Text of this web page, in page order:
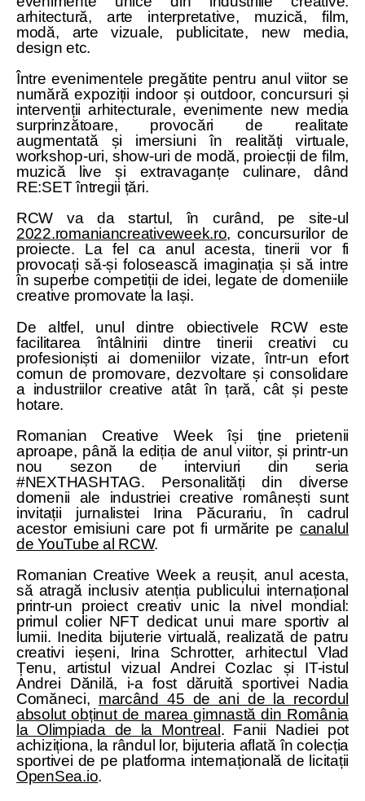
arhitectură, arte interpretative, muzică, film,
modă, arte vizuale, publicitate, new media,
design etc.
Între evenimentele pregătite pentru anul viitor se
numără expoziții indoor și outdoor, concursuri și
intervenții arhitecturale, evenimente new media
surprinzătoare, provocări de realitate
augmentată și imersiuni în realități virtuale,
workshop-uri, show-uri de modă, proiecții de film,
muzică live și extravaganțe culinare, dând
RE:SET întregii țări.
RCW va da startul, în curând, pe site-ul
2022.romaniancreativeweek.ro, concursurilor de
proiecte. La fel ca anul acesta, tinerii vor fi
provocați să-și folosească imaginația și să intre
în superbe competiții de idei, legate de domeniile
creative promovate la Iași.
De altfel, unul dintre obiectivele RCW este
facilitarea întâlnirii dintre tinerii creativi cu
profesioniști ai domeniilor vizate, într-un efort
comun de promovare, dezvoltare și consolidare
a industriilor creative atât în țară, cât și peste
hotare.
Romanian Creative Week își ține prietenii
aproape, până la ediția de anul viitor, și printr-un
nou sezon de interviuri din seria
#NEXTHASHTAG. Personalități din diverse
domenii ale industriei creative românești sunt
invitații jurnalistei Irina Păcurariu, în cadrul
acestor emisiuni care pot fi urmărite pe canalul
de YouTube al RCW.
Romanian Creative Week a reușit, anul acesta,
să atragă inclusiv atenția publicului internațional
printr-un proiect creativ unic la nivel mondial:
primul colier NFT dedicat unui mare sportiv al
lumii. Inedita bijuterie virtuală, realizată de patru
creativi ieșeni, Irina Schrotter, arhitectul Vlad
Țenu, artistul vizual Andrei Cozlac și IT-istul
Andrei Dănilă, i-a fost dăruită sportivei Nadia
Comăneci, marcând 45 de ani de la recordul
absolut obținut de marea gimnastă din România
la Olimpiada de la Montreal. Fanii Nadiei pot
achiziționa, la rândul lor, bijuteria aflată în colecția
sportivei de pe platforma internațională de licitații
OpenSea.io.